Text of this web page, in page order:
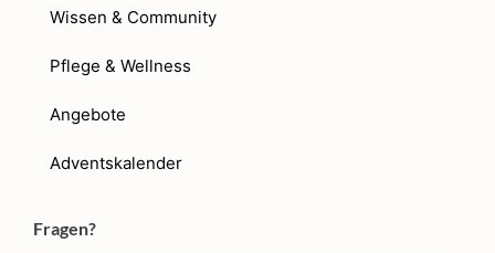
Wissen & Community
Pflege & Wellness
Angebote
Adventskalender
Fragen?